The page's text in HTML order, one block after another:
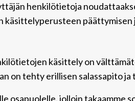
henkilötietoja
käsittelyperusteen päättymisen
käsittely on
on tehty erillisen salassapito
osapuolelle, jolloin takaamme